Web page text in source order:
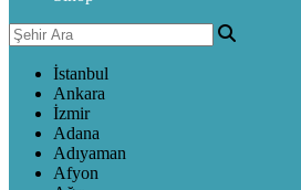
İstanbul
Ankara
İzmir
Adana
Adıyaman
Afyon